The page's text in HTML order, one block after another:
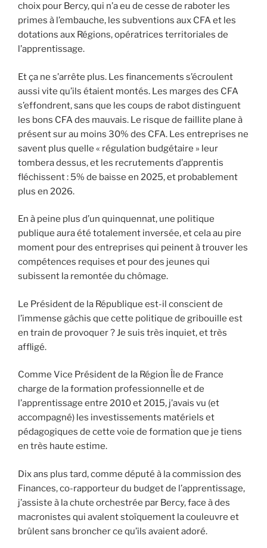
choix pour Bercy, qui n’a eu de cesse de raboter les
primes à l’embauche, les subventions aux CFA et les
dotations aux Régions, opératrices territoriales de
l’apprentissage.
Et ça ne s’arrête plus. Les financements s’écroulent
aussi vite qu’ils étaient montés. Les marges des CFA
s’effondrent, sans que les coups de rabot distinguent
les bons CFA des mauvais. Le risque de faillite plane à
présent sur au moins 30% des CFA. Les entreprises ne
savent plus quelle « régulation budgétaire » leur
tombera dessus, et les recrutements d’apprentis
fléchissent : 5% de baisse en 2025, et probablement
plus en 2026.
En à peine plus d’un quinquennat, une politique
publique aura été totalement inversée, et cela au pire
moment pour des entreprises qui peinent à trouver les
compétences requises et pour des jeunes qui
subissent la remontée du chômage.
Le Président de la République est-il conscient de
l’immense gâchis que cette politique de gribouille est
en train de provoquer ? Je suis très inquiet, et très
affligé.
Comme Vice Président de la Région Île de France
charge de la formation professionnelle et de
l’apprentissage entre 2010 et 2015, j’avais vu (et
accompagné) les investissements matériels et
pédagogiques de cette voie de formation que je tiens
en très haute estime.
Dix ans plus tard, comme député à la commission des
Finances, co-rapporteur du budget de l’apprentissage,
j’assiste à la chute orchestrée par Bercy, face à des
macronistes qui avalent stoïquement la couleuvre et
brûlent sans broncher ce qu’ils avaient adoré.